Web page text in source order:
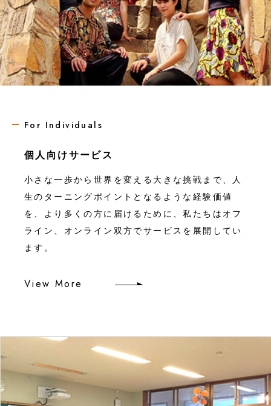
For Individuals
個人向けサービス
小さな一歩から世界を変える大きな挑戦まで、人
生のターニングポイントとなるような経験価値
を、より多くの方に届けるために、私たちはオフ
ライン、オンライン双方でサービスを展開してい
ます。
View More